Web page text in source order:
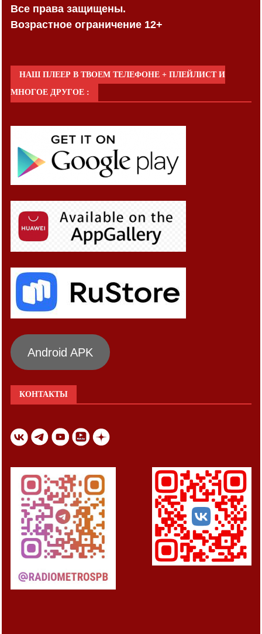
Все права защищены.
Возрастное ограничение 12+
НАШ ПЛЕЕР В ТВОЕМ ТЕЛЕФОНЕ + ПЛЕЙЛИСТ И
МНОГОЕ ДРУГОЕ :
Android APK
КОНТАКТЫ